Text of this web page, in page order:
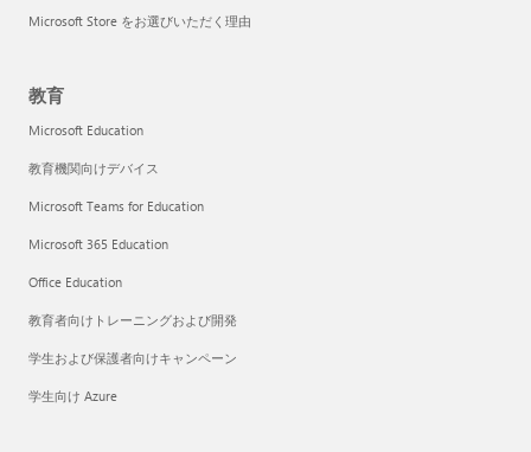
Microsoft Store をお選びいただく理由
教育
Microsoft Education
教育機関向けデバイス
Microsoft Teams for Education
Microsoft 365 Education
Office Education
教育者向けトレーニングおよび開発
学生および保護者向けキャンペーン
学生向け Azure